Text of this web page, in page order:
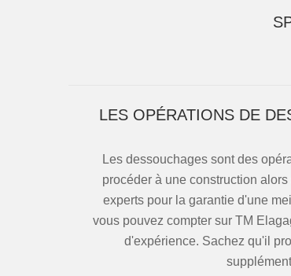
LES OPÉRATIONS DE
Les dessouchages sont des
procéder à une construction
experts pour la garantie d'une
vous pouvez compter sur TM
d'expérience. Sachez qu'il